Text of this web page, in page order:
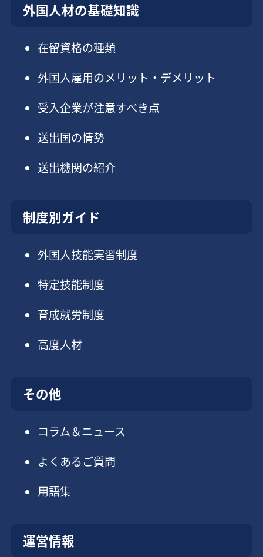
外国人材の基礎知識
在留資格の種類
外国人雇用のメリット・デメリット
受入企業が注意すべき点
送出国の情勢
送出機関の紹介
制度別ガイド
外国人技能実習制度
特定技能制度
育成就労制度
高度人材
その他
コラム＆ニュース
よくあるご質問
用語集
運営情報